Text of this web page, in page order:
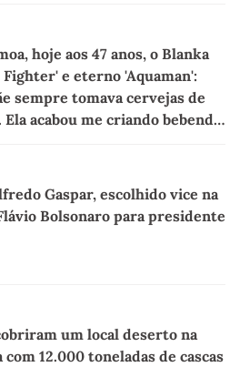
hoje aos 47 anos, o Blanka
e eterno 'Aquaman':
sempre tomava cervejas de
acabou me criando bebendo
Gaspar, escolhido vice na
Bolsonaro para presidente
um local deserto na
com 12.000 toneladas de cascas